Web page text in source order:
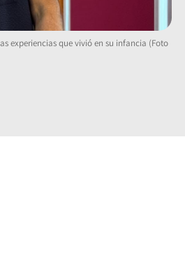
experiencias que vivió en su infancia (Foto